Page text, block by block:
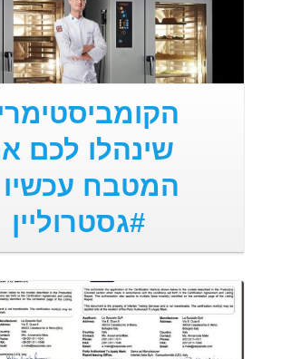
שינהלו לכם
המטבח
#גסטרוליין
קרא עוד